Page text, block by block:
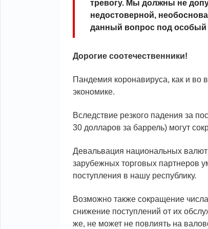
тревогу. Мы должны не
недостоверной,
данный вопрос под особый
Дорогие соотечественники!
Пандемия коронавируса, как и во
экономике.
Вследствие резкого падения за
30 долларов за баррель) могут
Девальвация национальных
зарубежных торговых партнеров
поступления в нашу республику.
Возможно также сокращение
снижение поступлений от их
же, не может не повлиять на